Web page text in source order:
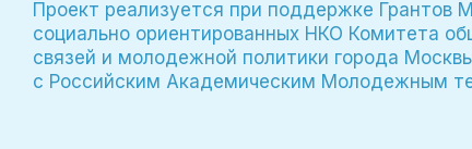
Проект реализуется при поддержке Грантов
социально ориентированных НКО Комитета
связей и молодежной политики города
с Российским Академическим Молодежным